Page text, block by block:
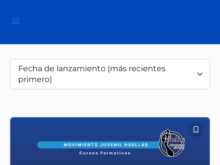
Fecha de lanzamiento (más recientes
primero)